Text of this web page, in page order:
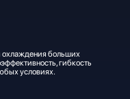
охлаждения больших
гибкость
условиях.